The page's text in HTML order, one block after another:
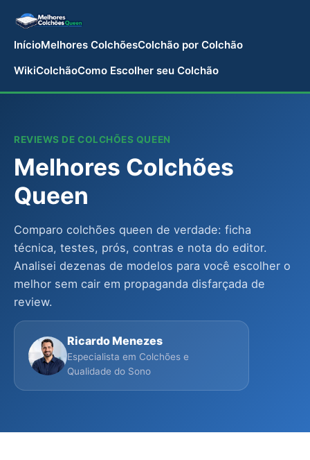
InícioMelhores ColchõesColchão por Colchão
WikiColchãoComo Escolher seu Colchão
REVIEWS DE COLCHÕES QUEEN
Melhores Colchões
Queen
Comparo colchões queen de verdade: ficha
técnica, testes, prós, contras e nota do editor.
Analisei dezenas de modelos para você escolher o
melhor sem cair em propaganda disfarçada de
review.
Ricardo Menezes
Especialista em Colchões e
Qualidade do Sono